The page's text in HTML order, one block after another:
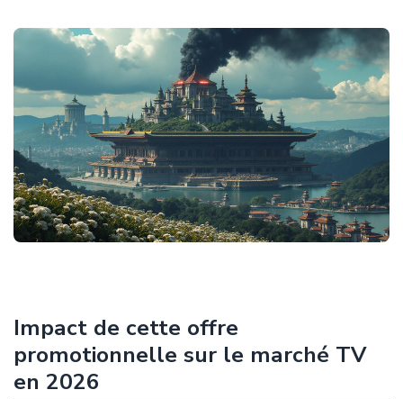
Impact de cette offre
promotionnelle sur le marché TV
en 2026